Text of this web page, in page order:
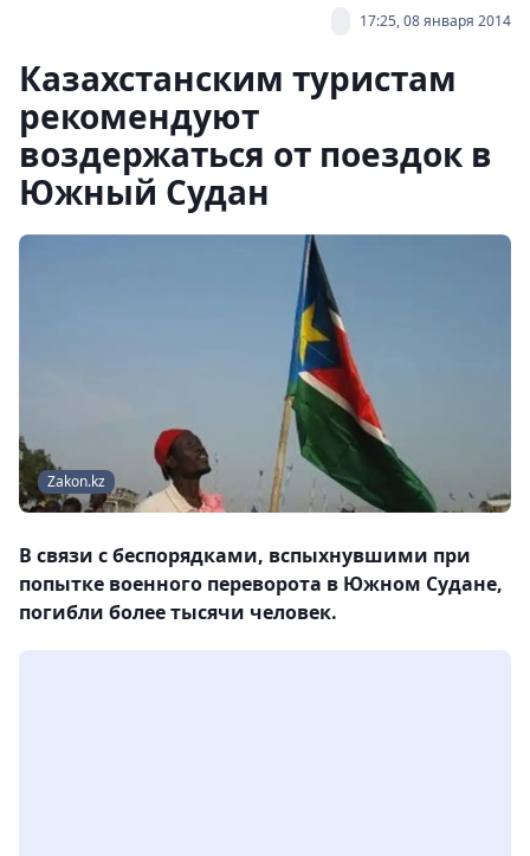
17:25, 08 января 2014
Казахстанским туристам
рекомендуют
воздержаться от поездок в
Южный Судан
Zakon.kz
В связи с беспорядками, вспыхнувшими при
попытке военного переворота в Южном Судане,
погибли более тысячи человек.